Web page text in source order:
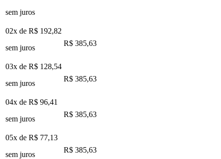
sem juros
02x de R$ 192,82
sem juros
R$ 385,63
03x de R$ 128,54
sem juros
R$ 385,63
04x de R$ 96,41
sem juros
R$ 385,63
05x de R$ 77,13
sem juros
R$ 385,63